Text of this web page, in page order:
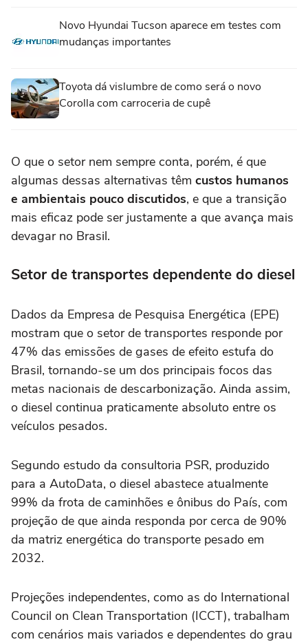
Novo Hyundai Tucson aparece em testes com
mudanças importantes
Toyota dá vislumbre de como será o novo
Corolla com carroceria de cupê
O que o setor nem sempre conta, porém, é que
algumas dessas alternativas têm custos humanos
e ambientais pouco discutidos, e que a transição
mais eficaz pode ser justamente a que avança mais
devagar no Brasil.
Setor de transportes dependente do diesel
Dados da Empresa de Pesquisa Energética (EPE)
mostram que o setor de transportes responde por
47% das emissões de gases de efeito estufa do
Brasil, tornando-se um dos principais focos das
metas nacionais de descarbonização. Ainda assim,
o diesel continua praticamente absoluto entre os
veículos pesados.
Segundo estudo da consultoria PSR, produzido
para a AutoData, o diesel abastece atualmente
99% da frota de caminhões e ônibus do País, com
projeção de que ainda responda por cerca de 90%
da matriz energética do transporte pesado em
2032.
Projeções independentes, como as do International
Council on Clean Transportation (ICCT), trabalham
com cenários mais variados e dependentes do grau